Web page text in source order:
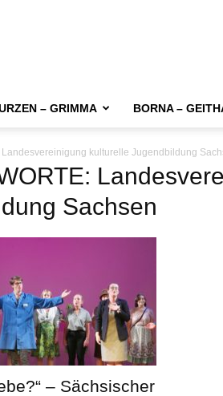
– GRIMMA BORNA –
Landesvereinigung kulturelle Jugendbildung
Sachsen
– Sächsischer